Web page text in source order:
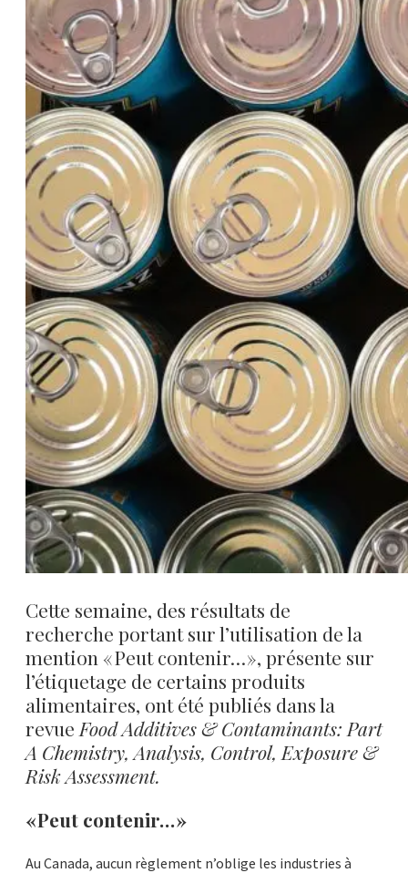
Cette semaine, des résultats de
recherche portant sur l’utilisation de la
mention « Peut contenir… », présente sur
l’étiquetage de certains produits
alimentaires, ont été publiés dans la
revue Food Additives & Contaminants: Part
A Chemistry, Analysis, Control, Exposure &
Risk Assessment.
« Peut contenir… »
Au Canada, aucun règlement n’oblige les industries à